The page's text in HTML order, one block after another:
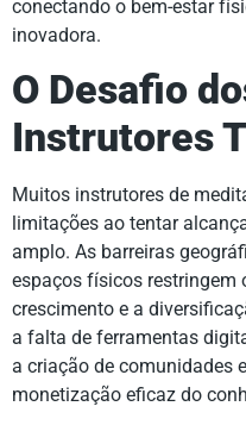
conectando o bem-estar
inovadora.
O Desafio
Instrutores
Muitos instrutores de
limitações ao tentar
amplo. As barreiras
espaços físicos restringem
crescimento e a
a falta de ferramentas
a criação de comunidades
monetização eficaz do